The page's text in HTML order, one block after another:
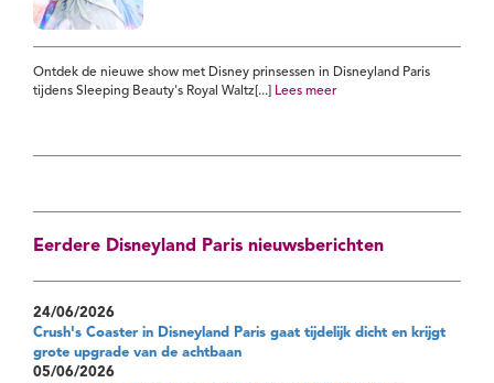
Ontdek de nieuwe show met Disney prinsessen in Disneyland Paris
tijdens Sleeping Beauty's Royal Waltz[...]
Lees meer
Eerdere Disneyland Paris nieuwsberichten
24/06/2026
Crush's Coaster in Disneyland Paris gaat tijdelijk dicht en krijgt
grote upgrade van de achtbaan
05/06/2026